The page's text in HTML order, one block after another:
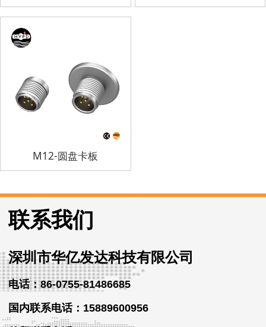
M12-圆盘卡板
联系我们
深圳市华亿发达科技有限公司
电话：86-0755-81486685
国内联系电话：15889600956